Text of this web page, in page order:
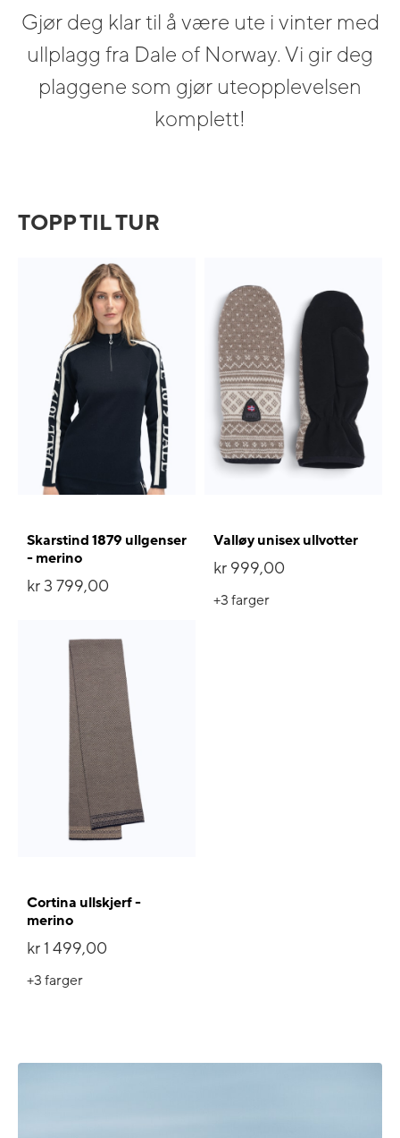
Gjør deg klar til å være ute i vinter med
ullplagg fra Dale of Norway. Vi gir deg
plaggene som gjør uteopplevelsen
komplett!
TOPP TIL TUR
Skarstind 1879 ullgenser
- merino
kr 3 799,00
Valløy unisex ullvotter
kr 999,00
+3farger
Cortina ullskjerf -
merino
kr 1 499,00
+3farger